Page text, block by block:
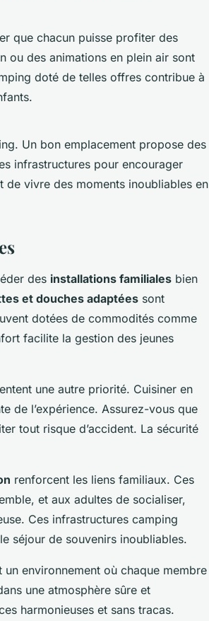
que chacun puisse profiter des
ou des animations en plein air sont
doté de telles offres contribue à
Un bon emplacement propose des
infrastructures pour encourager
de vivre des moments inoubliables en
des installations familiales bien
et douches adaptées sont
dotées de commodités comme
facilite la gestion des jeunes
une autre priorité. Cuisiner en
de l’expérience. Assurez-vous que
tout risque d’accident. La sécurité
renforcent les liens familiaux. Ces
et aux adultes de socialiser,
Ces infrastructures camping
séjour de souvenirs inoubliables.
environnement où chaque membre
une atmosphère sûre et
harmonieuses et sans tracas.